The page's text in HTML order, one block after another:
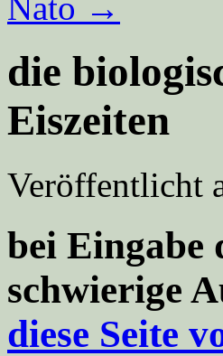
die
Eiszeiten
Veröffentlicht
bei Eingabe
schwierige
diese Seite